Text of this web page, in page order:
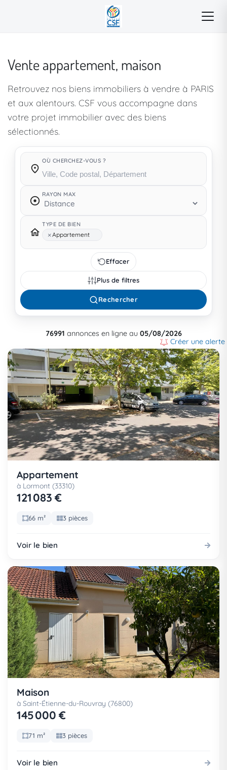
Vente appartement, maison
Retrouvez nos biens immobiliers à vendre à PARIS
et aux alentours. CSF vous accompagne dans
votre projet immobilier avec des biens
sélectionnés.
OÙ CHERCHEZ-VOUS ?
RAYON MAX
TYPE DE BIEN
×Appartement
Effacer
Plus de filtres
Rechercher
76991 annonces en ligne au 05/08/2026
Créer une alerte
Appartement
à Lormont (33310)
121 083 €
66 m² 3 pièces
Voir le bien
Maison
à Saint-Étienne-du-Rouvray (76800)
145 000 €
71 m² 3 pièces
Voir le bien